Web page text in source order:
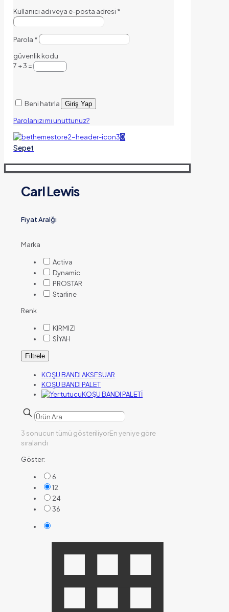
Kullanıcı adı veya e-posta adresi *
Parola *
güvenlik kodu
7 + 3 =
Beni hatırla Giriş Yap
Parolanızı mı unuttunuz?
0
Sepet
Carl Lewis
Fiyat Aralğı
Marka
Activa
Dynamic
PROSTAR
Starline
Renk
KIRMIZI
SİYAH
Filtrele
KOŞU BANDI AKSESUAR
KOŞU BANDI PALET
KOŞU BANDI PALETİ
3 sonucun tümü gösteriliyorEn yeniye göre
sıralandı
Göster:
6
12
24
36